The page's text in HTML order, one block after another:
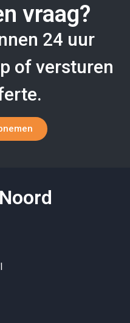
vraag?
24 uur
of versturen